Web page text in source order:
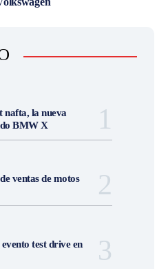
nafta, la nueva
BMW X
ventas de motos
test drive en